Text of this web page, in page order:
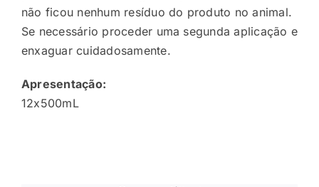
não ficou nenhum resíduo do produto no animal.
Se necessário proceder uma segunda aplicação e
enxaguar cuidadosamente.
Apresentação:
12x500mL